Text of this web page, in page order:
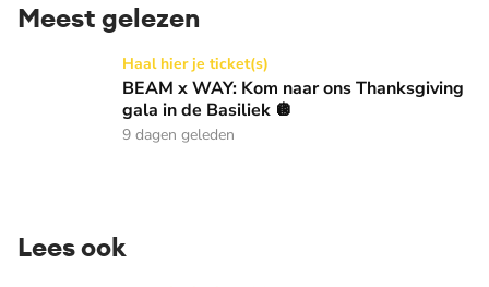
Meest gelezen
BEAM x WAY: Kom naar ons Thanksgiving gala in de
Haal hier je ticket(s)
BEAM x WAY: Kom naar ons Thanksgiving
gala in de Basiliek 🪩
9 dagen geleden
Lees ook